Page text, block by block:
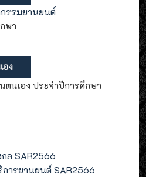
รรมยานยนต์
ษา
ตนเอง ประจำปีการศึกษา
กล SAR2566
การยานยนต์ SAR2566